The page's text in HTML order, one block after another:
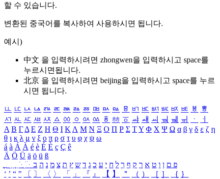
할 수 있습니다.
변환된 중국어를 복사하여 사용하시면 됩니다.
예시)
中文 을 입력하시려면 zhongwen을 입력하시고 space를
누르시면됩니다.
北京 을 입력하시려면 beijing을 입력하시고 space를 누르
시면 됩니다.
ㅥ ㅦ ㅧ ㅨ ㅩ ㅪ ㅫ ㅬ ㅭ ㅮ ㅯ ㅰ ㅱ ㅲ ㅳ ㅴ ㅵ ㅶ ㅷ ㅸ
ㅹ
ㅺ ㅻ ㅼ ㅽ ㅾ ㅿ ㆀ ㆁ ㆂ ㆃ ㆄ ㆅ ㆆ ㆇ ㆈ ㆉ ㆊ ㆋ ㆌ ㆍ
ㆎ
Α Β ΓΔ Ε Ζ Η Θ Ι ΚΛ Μ Ν Ξ Ο Π Ρ Σ ΤΥ Φ Χ Ψ Ω α β γ δ ε ζ η
θ ι κ λ μ ν ξ ο π ρ σ τ υ φ χ ψ ω
á à Á À é è É È ç Ç ê
Ä Ö Ü ä ö ü ß
ִֶֹ ֻּ ׁׂ פ ם ן ו ט א ר ק ף ך ל ח י ע כ ג ד ש ץ ת צ מ נ ה ב
‘ ’ “ ” 〔 〕 〈 〉 「 」 『 』 【 】 ＂ （ ） ［ ］ ｛ ｝